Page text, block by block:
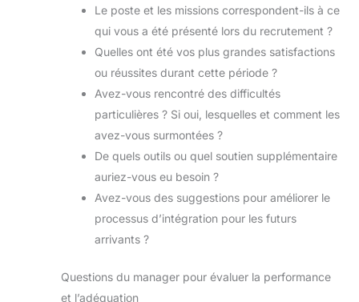
Le poste et les missions correspondent-ils à ce
qui vous a été présenté lors du recrutement ?
Quelles ont été vos plus grandes satisfactions
ou réussites durant cette période ?
Avez-vous rencontré des difficultés
particulières ? Si oui, lesquelles et comment les
avez-vous surmontées ?
De quels outils ou quel soutien supplémentaire
auriez-vous eu besoin ?
Avez-vous des suggestions pour améliorer le
processus d’intégration pour les futurs
arrivants ?
Questions du manager pour évaluer la performance
et l’adéquation